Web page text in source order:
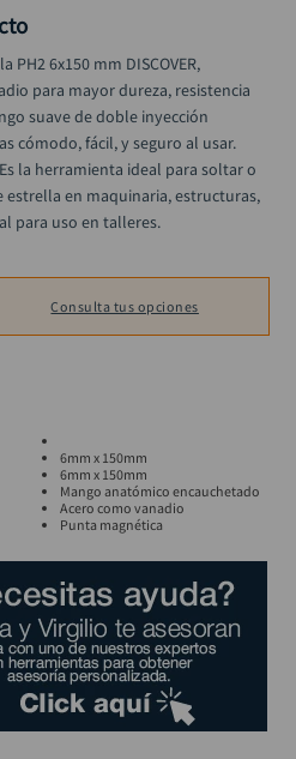
6x150 mm DISCOVER,
para mayor dureza, resistencia
suave de doble inyección
cómodo, fácil, y seguro al usar.
la herramienta ideal para soltar o
en maquinaria, estructuras,
para uso en talleres.
Consulta tus opciones
6mm x 150mm
6mm x 150mm
Mango anatómico encauchetado
Acero como vanadio
Punta magnética